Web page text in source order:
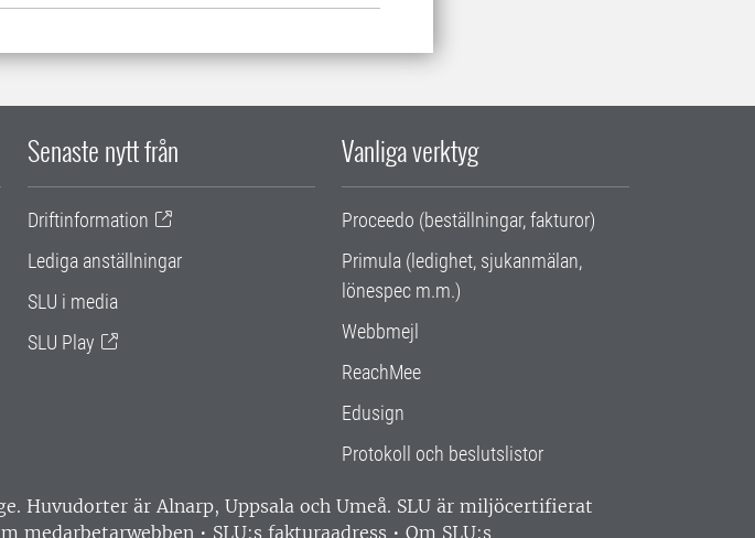
Senaste nytt från
Driftinformation
Lediga anställningar
SLU i media
SLU Play
Vanliga verktyg
Proceedo (beställningar, fakturor)
Primula (ledighet, sjukanmälan,
lönespec m.m.)
Webbmejl
ReachMee
Edusign
Protokoll och beslutslistor
Huvudorter är Alnarp, Uppsala och Umeå. SLU är miljöcertifierat
medarbetarwebben • SLU:s fakturaadress • Om SLU:s